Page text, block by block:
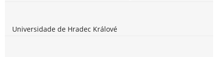
Universidade de Hradec Králové